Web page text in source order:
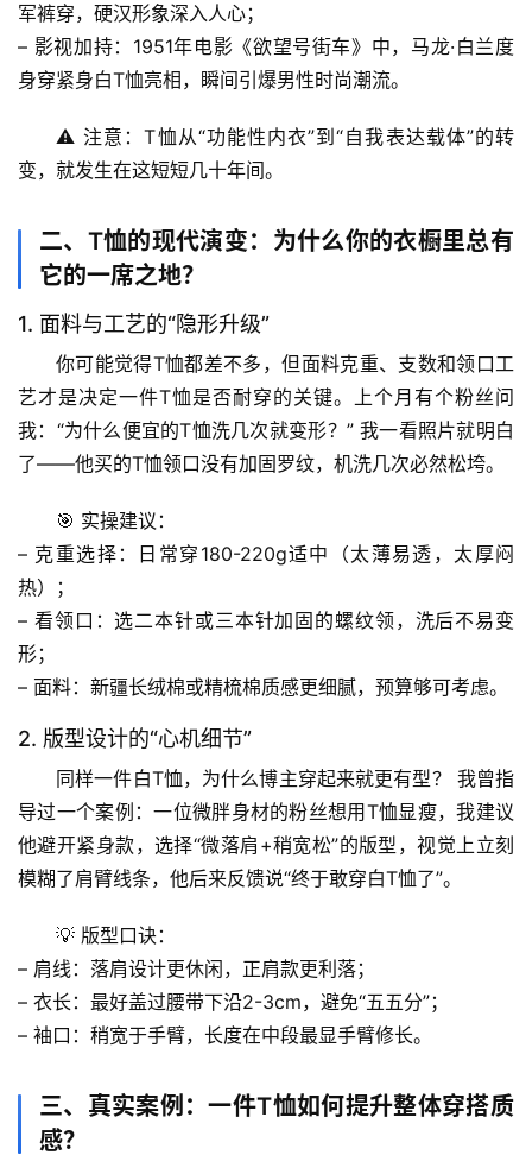
首
页
题
表
自
然
人
体
秘
军裤穿，硬汉形象深入人心；
– 影视加持：1951年电影《欲望号街车》中，马龙·白兰度
身穿紧身白T恤亮相，瞬间引爆男性时尚潮流。
⚠️ 注意 ：T恤从“功能性内衣”到“自我表达载体”的转
变，就发生在这短短几十年间。
二、T恤的现代演变：为什么你的衣橱里总有
它的一席之地？
1. 面料与工艺的“隐形升级”
你可能觉得T恤都差不多，但面料克重、支数和领口工
艺才是决定一件T恤是否耐穿的关键。上个月有个粉丝问
我：“为什么便宜的T恤洗几次就变形？” 我一看照片就明白
了——他买的T恤领口没有加固罗纹，机洗几次必然松垮。
🎯 实操建议 ：
– 克重选择 ：日常穿180-220g适中（太薄易透，太厚闷
热）；
– 看领口 ：选二本针或三本针加固 的螺纹领，洗后不易变
形；
– 面料：新疆长绒棉或精梳棉质感更细腻，预算够可考虑。
2. 版型设计的“心机细节”
同样一件白T恤，为什么博主穿起来就更有型？
我曾指
导过一个案例：一位微胖身材的粉丝想用T恤显瘦，我建议
他避开紧身款，选择“微落肩+稍宽松”的版型 ，视觉上立刻
模糊了肩臂线条，他后来反馈说“终于敢穿白T恤了”。
💡 版型口诀：
– 肩线：落肩设计更休闲，正肩款更利落；
– 衣长：最好盖过腰带下沿2-3cm，避免“五五分”；
– 袖口 ：稍宽于手臂，长度在中段最显手臂修长。
三、真实案例：一件T恤如何提升整体穿搭质
感？